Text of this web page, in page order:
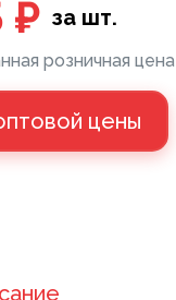
₽ за шт.
розничная цена
цены